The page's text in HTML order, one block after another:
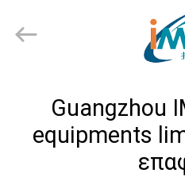
ΠΡΟΪΌΝΤΑ
equipments
limited.
Guangzhou
equipments